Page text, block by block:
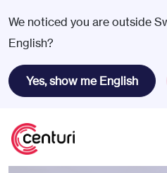
We noticed you are outside
English?
Yes, show me English